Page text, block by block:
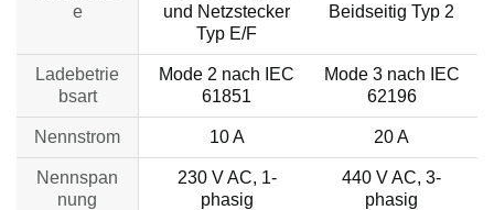
e
und Netzstecker
Typ E/F
Beidseitig Typ 2
Ladebetrie
bsart
Mode 2 nach IEC
61851
Mode 3 nach IEC
62196
Nennstrom 10 A 20 A
Nennspan
nung
230 V AC, 1-
phasig
440 V AC, 3-
phasig